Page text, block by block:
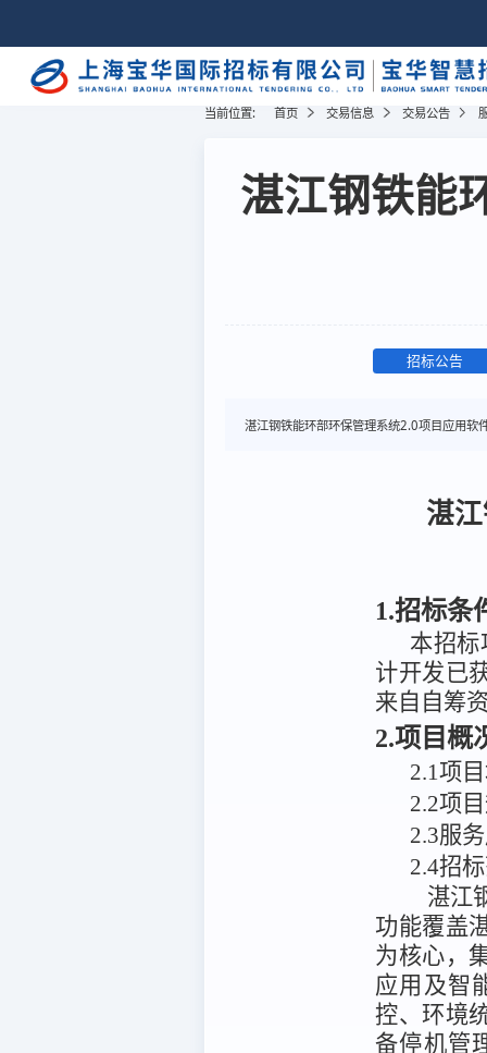
当前位置: 首页 交易信息 交易公告
湛江钢铁能
招标公告
湛江钢铁能环部环保管理系统2.0项目应用软
湛
1.招标条
本招标
计开发已
来自 自筹
2.项目概
2.1项
2.2项
2.3服
2.4招
湛江
功能覆盖
为核心，
应用及智
控、环境
备停机管